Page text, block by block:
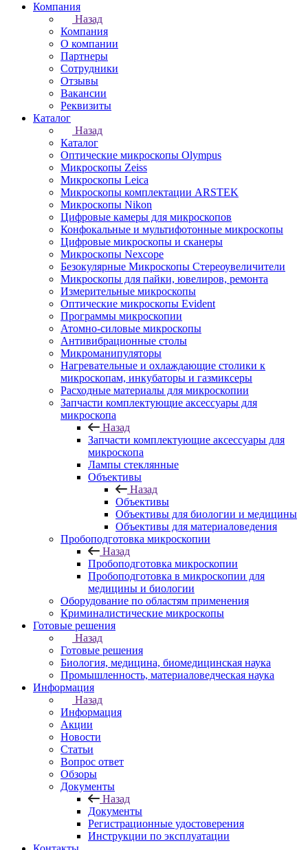
Компания
Назад
Компания
О компании
Партнеры
Сотрудники
Отзывы
Вакансии
Реквизиты
Каталог
Назад
Каталог
Оптические микроскопы Olympus
Микроскопы Zeiss
Микроскопы Leica
Микроскопы комплектации ARSTEK
Микроскопы Nikon
Цифровые камеры для микроскопов
Конфокальные и мультифотонные микроскопы
Цифровые микроскопы и сканеры
Микроскопы Nexcope
Безокулярные Микроскопы Стереоувеличители
Микроскопы для пайки, ювелиров, ремонта
Измерительные микроскопы
Оптические микроскопы Evident
Программы микроскопии
Атомно-силовые микроскопы
Антивибрационные столы
Микроманипуляторы
Нагревательные и охлаждающие столики к
микроскопам, инкубаторы и газмиксеры
Расходные материалы для микроскопии
Запчасти комплектующие аксессуары для
микроскопа
Назад
Запчасти комплектующие аксессуары для
микроскопа
Лампы стеклянные
Объективы
Назад
Объективы
Объективы для биологии и медицины
Объективы для материаловедения
Пробоподготовка микроскопии
Назад
Пробоподготовка микроскопии
Пробоподготовка в микроскопии для
медицины и биологии
Оборудование по областям применения
Криминалистические микроскопы
Готовые решения
Назад
Готовые решения
Биология, медицина, биомедицинская наука
Промышленность, материаловедческая наука
Информация
Назад
Информация
Акции
Новости
Статьи
Вопрос ответ
Обзоры
Документы
Назад
Документы
Регистрационные удостоверения
Инструкции по эксплуатации